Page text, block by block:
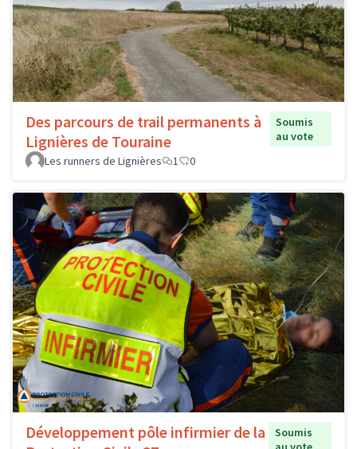
Des parcours de trail permanents à
Lignières de Touraine
Soumis
au vote
Les runners de Lignières
1 0
Développement pôle infirmier de la
Soumis